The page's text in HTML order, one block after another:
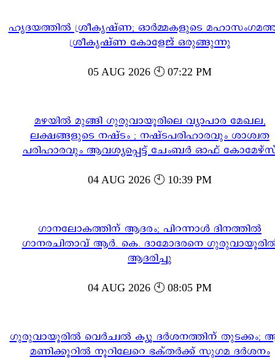
ഹൃദയത്തിൽ ശ്രീകൃഷ്ണ; ഓർമ്മകളുടെ
ശ്രീകൃഷ്ണ കോളേജ് ഒരുങ്ങുന്നു
05 AUG 2026 🕙 07:22 PM
മഴയിൽ മുങ്ങി ഗുരുവായൂരിലെ വ്യാപാര മേഖല,
ലക്ഷങ്ങളുടെ നഷ്ടം ; നഷ്ടപരിഹാരവും ശാശ്വത
പരിഹാരവും ആവശ്യപ്പെട്ട് ചേംബർ ഓഫ്
04 AUG 2026 🕙 10:39 PM
ഗാനലോകത്തിന് ആദരം; പിറന്നാൾ ദിനത്തിൽ
ഗാനരചിതാവ് ആർ. കെ. ദാമോദരനെ
ആദരിച്ചു
04 AUG 2026 🕙 08:05 PM
ഗുരുവായൂരിൽ വെർച്വൽ ക്യൂ ദർശനത്തിന് തുടക്കം;
മണിക്കൂറിൽ നൂറിലേറെ ഭക്തർക്ക് സുഗമ ദർശനം